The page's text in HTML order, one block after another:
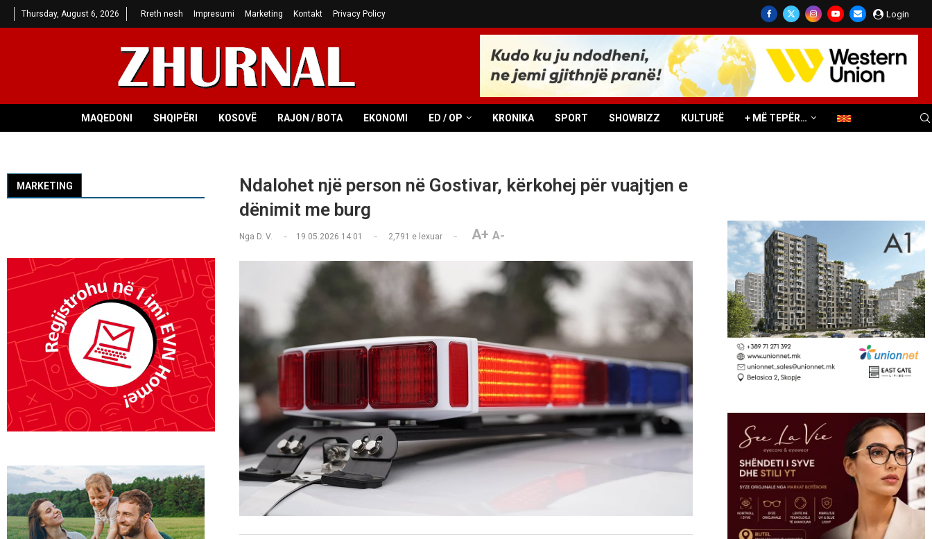
Thursday, August 6, 2026 Rreth nesh Impresumi Marketing Kontakt Privacy Policy Login
MAQEDONI SHQIPËRI KOSOVË RAJON / BOTA EKONOMI ED / OP KRONIKA SPORT SHOWBIZZ KULTURË + MË TEPËR…
Ndalohet një person në Gostivar, kërkohej për vuajtjen e
dënimit me burg
Nga D. V. 19.05.2026 14:01 2,791 e lexuar A+ A-
MARKETING